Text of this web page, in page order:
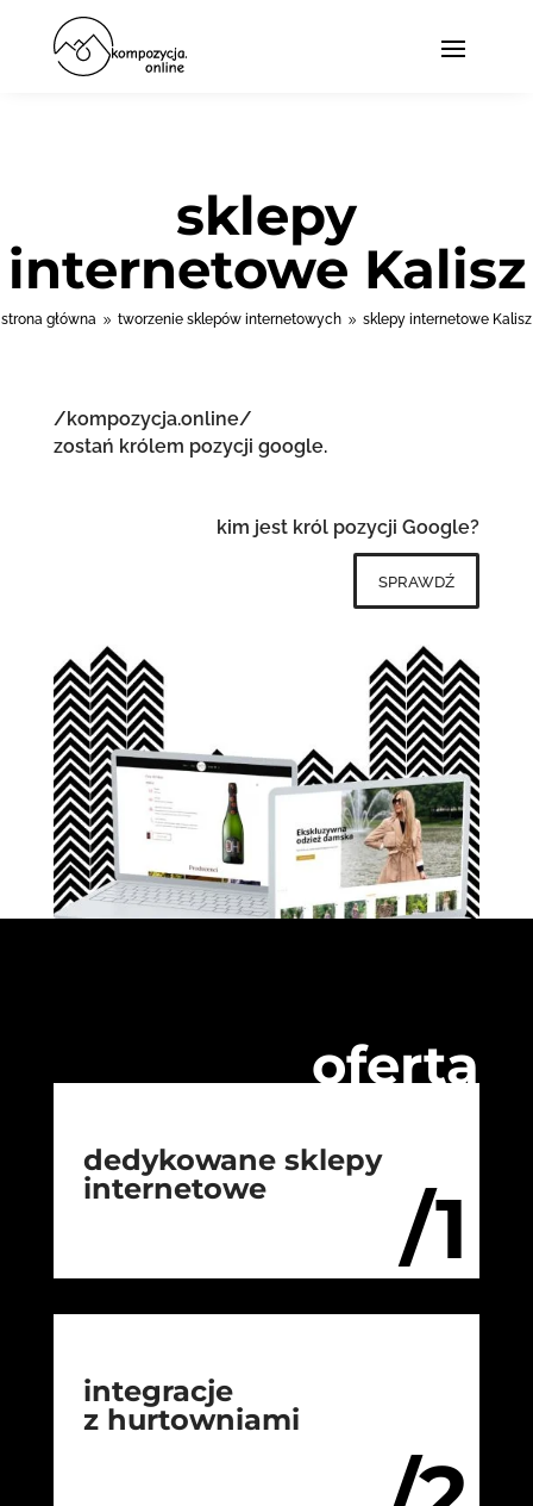
sklepy
internetowe Kalisz
strona główna 9 tworzenie sklepów internetowych 9 sklepy internetowe Kalisz
/kompozycja.online/
zostań królem pozycji google.
kim jest król pozycji Google?
sprawdź
oferta
/1
dedykowane sklepy
internetowe
integracje
z hurtowniami